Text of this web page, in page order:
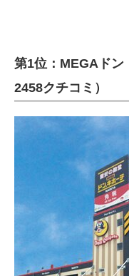
第1位：MEGAドン
2458クチコミ）